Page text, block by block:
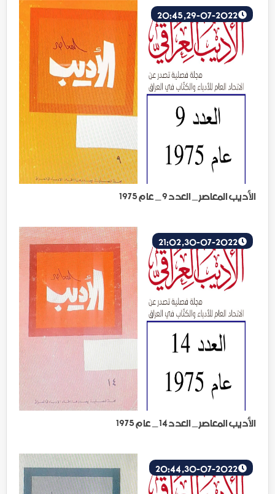
الأديب المعاصر _ العدد 9 _ عام 1975
الأديب المعاصر _ العدد 14 _ عام 1975